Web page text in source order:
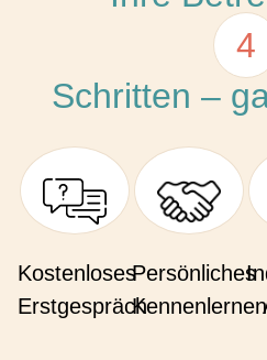
4
Schritten –
Kostenloses
Erstgespräch
Persönliches
Kennenlernen